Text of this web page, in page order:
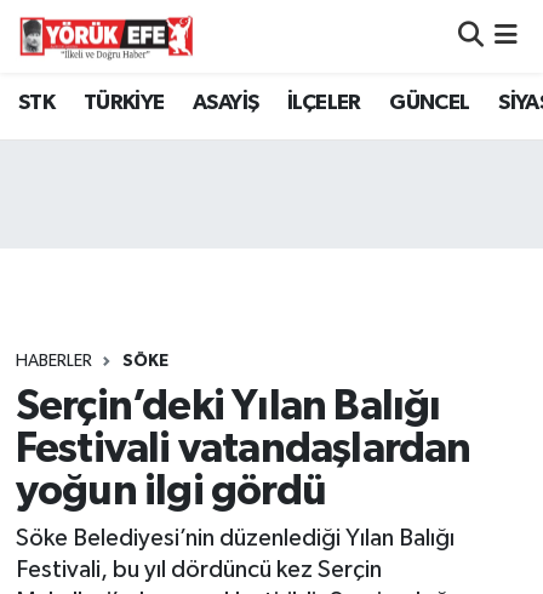
STK TÜRKİYE ASAYİŞ İLÇELER GÜNCEL
HABERLER SÖKE
Serçin’deki Yılan Balığı
Festivali vatandaşlardan
yoğun ilgi gördü
Söke Belediyesi’nin düzenlediği Yılan Balığı
Festivali, bu yıl dördüncü kez Serçin
Aydın Nöbetçi Eczaneler
Tüm Manşetler
Son Dakika Haberleri
Haber Arşivi